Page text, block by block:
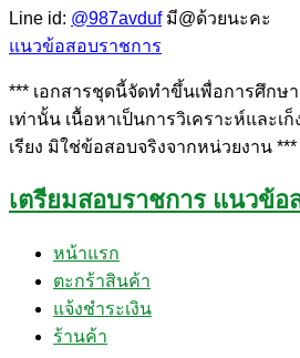
Line id: @987avdufมี@ด้วยนะคะ
แนวข้อสอบราชการ
*** เอกสารชุดนี้จัดทำขึ้นเพื่อการศึกษ
เท่านั้น เนื้อหาเป็นการวิเคราะห์และเ
เรียง มิใช่ข้อสอบจริงจากหน่วยงาน ***
เตรียมสอบราชการ แนวข้อ
หน้าแรก
ตะกร้าสินค้า
แจ้งชำระเงิน
ร้านค้า